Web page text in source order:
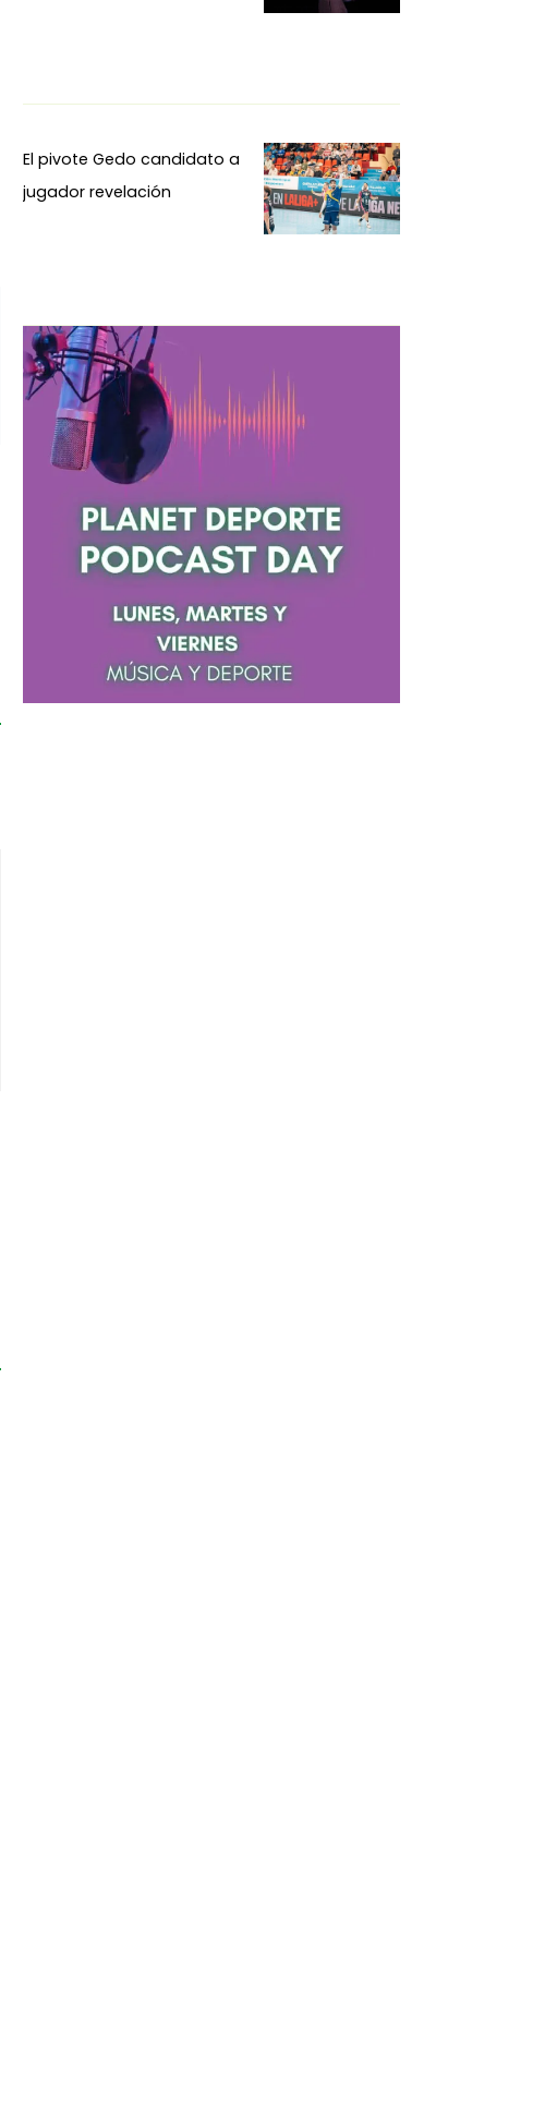
El pivote Gedo candidato a
jugador revelación